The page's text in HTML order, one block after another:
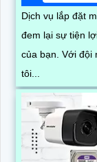
Dịch vụ lắp đặt
đem lại sự tiện
của bạn. Với đội ngũ kỹ thuật viên chuyên nghiệp, chúng
tôi...